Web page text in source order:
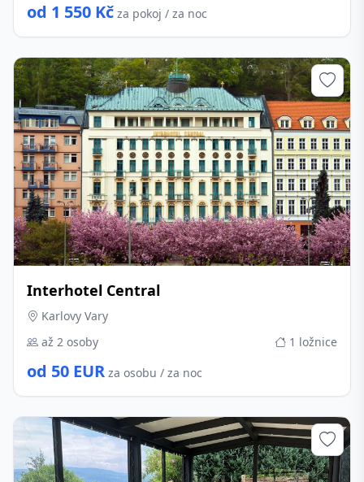
od 1 550 Kč za pokoj / za noc
Interhotel Central
Karlovy Vary
až 2 osoby
1 ložnice
od 50 EUR za osobu / za noc